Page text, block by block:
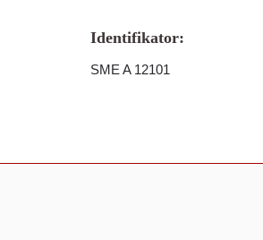
Identifikator:
SME A 12101